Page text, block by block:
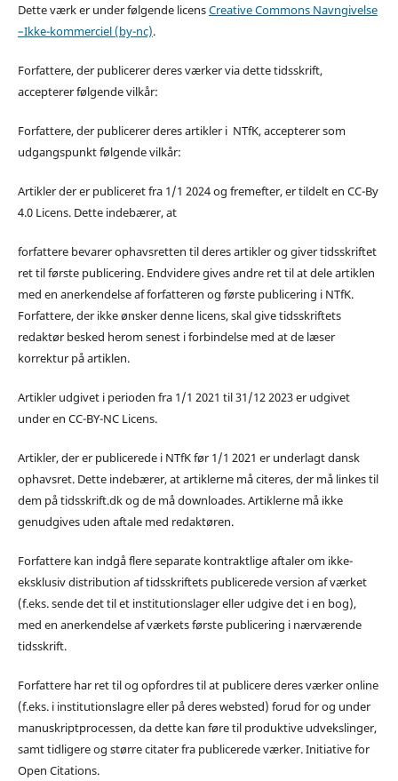
Dette værk er under følgende licensCreative Commons Navngivelse
–Ikke-kommerciel (by-nc).
Forfattere, der publicerer deres værker via dette tidsskrift,
accepterer følgende vilkår:
Forfattere, der publicerer deres artikler i NTfK, accepterer som
udgangspunkt følgende vilkår:
Artikler der er publiceret fra 1/1 2024 og fremefter, er tildelt en CC-By
4.0 Licens. Dette indebærer, at
forfattere bevarer ophavsretten til deres artikler og giver tidsskriftet
ret til første publicering. Endvidere gives andre ret til at dele artiklen
med en anerkendelse af forfatteren og første publicering i NTfK.
Forfattere, der ikke ønsker denne licens, skal give tidsskriftets
redaktør besked herom senest i forbindelse med at de læser
korrektur på artiklen.
Artikler udgivet i perioden fra 1/1 2021 til 31/12 2023 er udgivet
under en CC-BY-NC Licens.
Artikler, der er publicerede i NTfK før 1/1 2021 er underlagt dansk
ophavsret. Dette indebærer, at artiklerne må citeres, der må linkes til
dem på tidsskrift.dk og de må downloades. Artiklerne må ikke
genudgives uden aftale med redaktøren.
Forfattere kan indgå flere separate kontraktlige aftaler om ikke-
eksklusiv distribution af tidsskriftets publicerede version af værket
(f.eks. sende det til et institutionslager eller udgive det i en bog),
med en anerkendelse af værkets første publicering i nærværende
tidsskrift.
Forfattere har ret til og opfordres til at publicere deres værker online
(f.eks. i institutionslagre eller på deres websted) forud for og under
manuskriptprocessen, da dette kan føre til produktive udvekslinger,
samt tidligere og større citater fra publicerede værker. Initiative for
Open Citations.